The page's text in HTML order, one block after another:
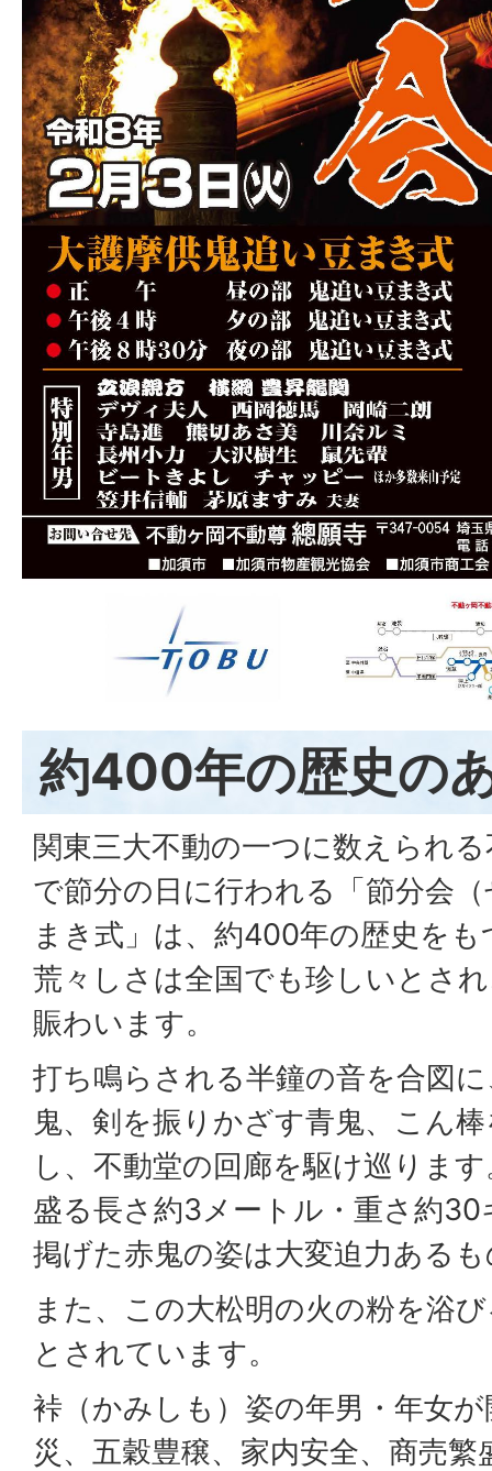
約400年の歴史の
関東三大不動の一つに数えられ
で節分の日に行われる「節分会
まき式」は、約400年の歴史を
荒々しさは全国でも珍しいとさ
賑わいます。
打ち鳴らされる半鐘の音を合図
鬼、剣を振りかざす青鬼、こん
し、不動堂の回廊を駆け巡りま
盛る長さ約3メートル・重さ約
掲げた赤鬼の姿は大変迫力ある
また、この大松明の火の粉を浴
とされています。
裃（かみしも）姿の年男・年女
災、五穀豊穣、家内安全、商売